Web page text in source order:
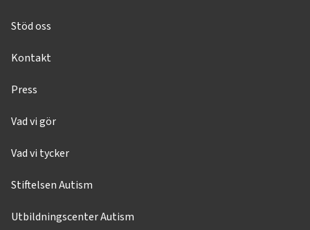
Stöd oss
Kontakt
Press
Vad vi gör
Vad vi tycker
Stiftelsen Autism
Utbildningscenter Autism